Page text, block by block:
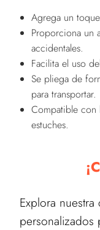
Agrega un
Proporciona un
accidentales.
Facilita el uso
Se pliega de
para transportar.
Compatible con
estuches.
Explora